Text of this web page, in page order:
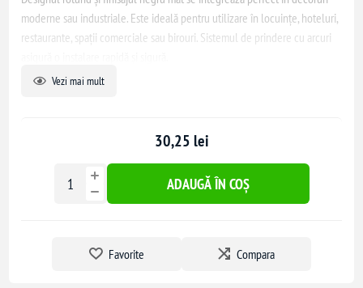
moderne sau industriale. Este ideală pentru utilizare în locuințe, hoteluri,
restaurante, spații comerciale sau birouri. Sistemul de prindere cu arcuri
Vezi mai mult
30,25 lei
ADAUGĂ ÎN COȘ
Favorite Compara